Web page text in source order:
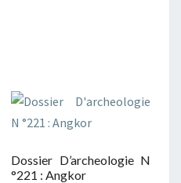
Dossier D’archeologie N
°221 : Angkor